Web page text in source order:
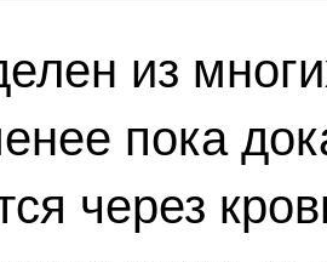
из
пока
через